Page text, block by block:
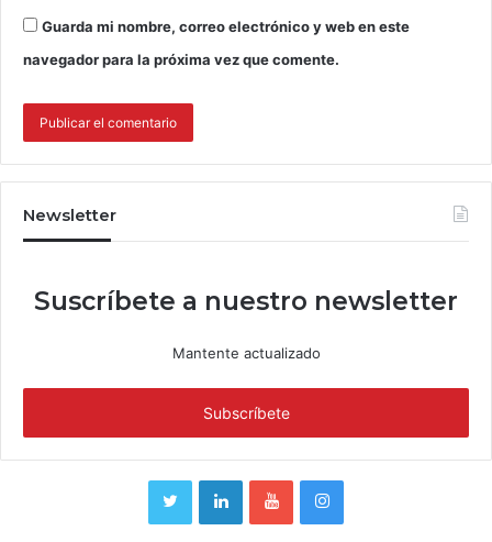
Guarda mi nombre, correo electrónico y web en este
navegador para la próxima vez que comente.
Newsletter
Suscríbete a nuestro newsletter
Mantente actualizado